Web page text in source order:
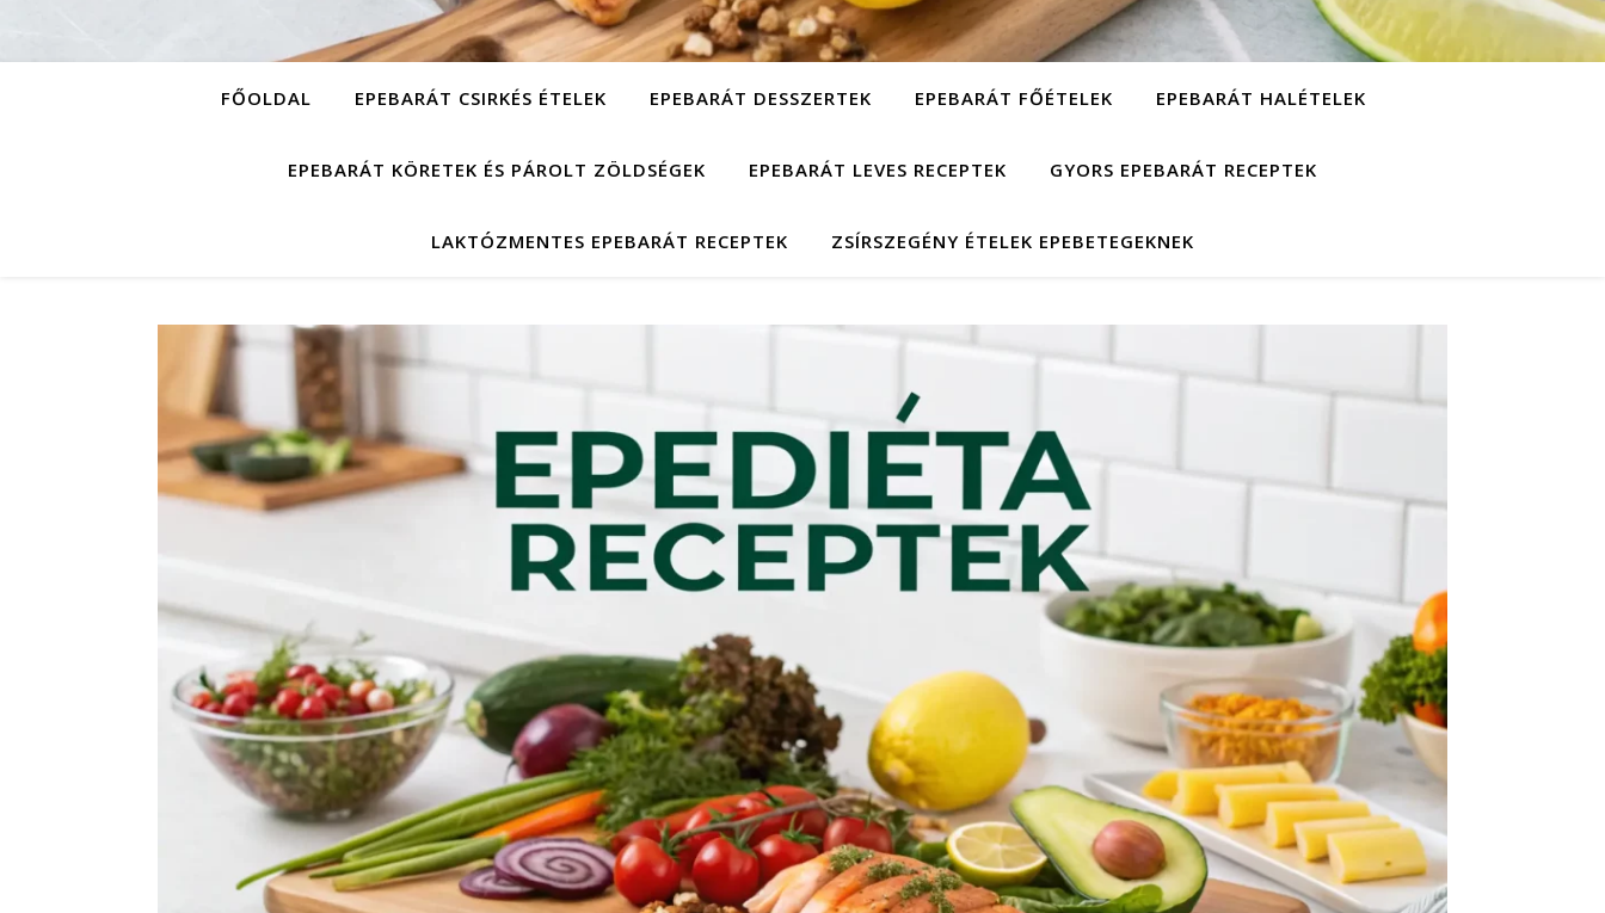
FŐOLDAL EPEBARÁT CSIRKÉS ÉTELEK EPEBARÁT DESSZERTEK EPEBARÁT FŐÉTELEK EPEBARÁT HALÉTELEK
EPEBARÁT KÖRETEK ÉS PÁROLT ZÖLDSÉGEK EPEBARÁT LEVES RECEPTEK GYORS EPEBARÁT RECEPTEK
LAKTÓZMENTES EPEBARÁT RECEPTEK ZSÍRSZEGÉNY ÉTELEK EPEBETEGEKNEK